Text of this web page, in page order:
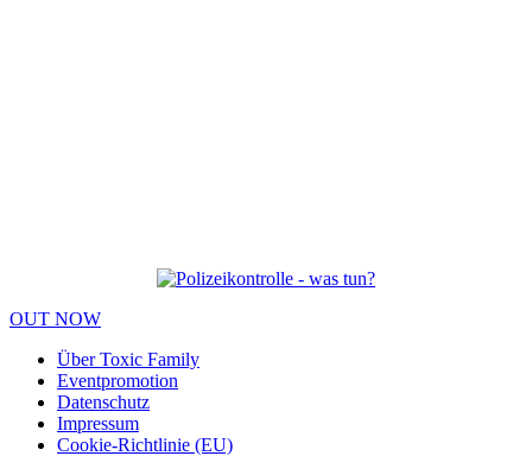
OUT NOW
Über Toxic Family
Eventpromotion
Datenschutz
Impressum
Cookie-Richtlinie (EU)